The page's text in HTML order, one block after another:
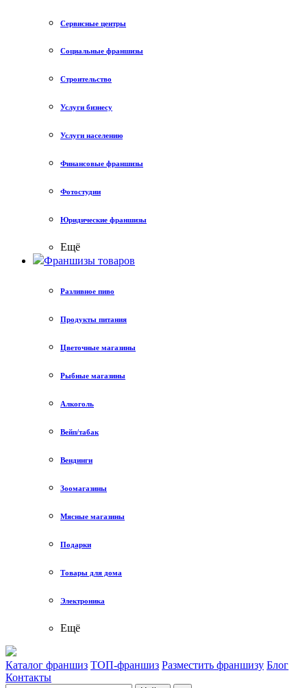
Сервисные центры
Социальные франшизы
Строительство
Услуги бизнесу
Услуги населению
Финансовые франшизы
Фотостудии
Юридические франшизы
Ещё
Франшизы товаров
Разливное пиво
Продукты питания
Цветочные магазины
Рыбные магазины
Алкоголь
Вейп/табак
Вендинги
Зоомагазины
Мясные магазины
Подарки
Товары для дома
Электроника
Ещё
Каталог франшиз ТОП-франшиз Разместить франшизу Блог
Контакты